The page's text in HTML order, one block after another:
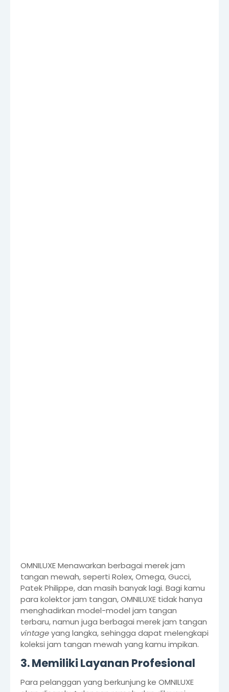
OMNILUXE Menawarkan berbagai merek jam
tangan mewah, seperti Rolex, Omega, Gucci,
Patek Philippe, dan masih banyak lagi. Bagi kamu
para kolektor jam tangan, OMNILUXE tidak hanya
menghadirkan model-model jam tangan
terbaru, namun juga berbagai merek jam tangan
vintageyang langka, sehingga dapat melengkapi
koleksi jam tangan mewah yang kamu impikan.
3. Memiliki Layanan Profesional
Para pelanggan yang berkunjung ke OMNILUXE